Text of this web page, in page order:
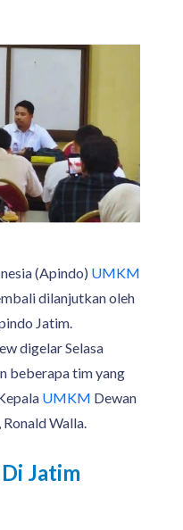
(Apindo) UMKM
dilanjutkan oleh
Jatim.
digelar Selasa
beberapa tim yang
UMKM Dewan
Walla.
Jatim